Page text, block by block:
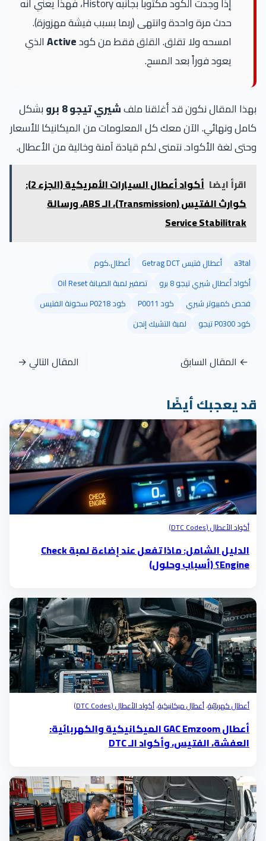
حدث مرة واحدة وانتهى (ربما بسبب فيشة مهزوزة).
امسحه ولا تقلق. القلق فقط من كودActiveالذي
يعود فوراً بعد المسح.
بهذا المقال نكون قد أغلقنا ملفشيري تيجو 8 برو
بشكل
كامل ونهائي. الآن معك كل المعلومات من الميكانيكا للأسعار
وحتى لغة الأكواد. نتمنى لكم قيادة آمنة وخالية من الأعطال.
اقرأ ايضا
أكواد أعطال السيارات الأمريكية (الجزء 2):
كوارث الفتيس (Transmission)، الـ ABS، ورسالة
Service Stabilitrak
a3tal أعطال فتيس Getrag DCT
أعطال.كوم
أكواد أعطال شيري تيجو 8 برو
تصفير لمبة الصيانة Oil Reset
فحص كمبيوتر شيري
كود P0011
كود P0218 سخونة الفتيس
كود P0300 تيجو
لمبة التشيك إنجن
← المقال السابق المقال التالي →
قد يعجبك أيضًا
أكواد الأعطال (DTC Codes)
الدليل الشامل: ماذا تفعل عند إضاءة لمبة Check
Engine؟ (أسباب وحلول)
أعطال كهربائية،أعطال ميكانيكية،أكواد الأعطال (DTC Codes)
أعطال GAC Emzoom الميكانيكية والكهربائية:
العفشة، الفتيس، وأكواد الـ DTC